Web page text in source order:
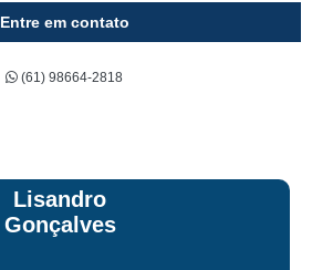
Entre em contato
(61) 98664-2818
Bruna Eduarda